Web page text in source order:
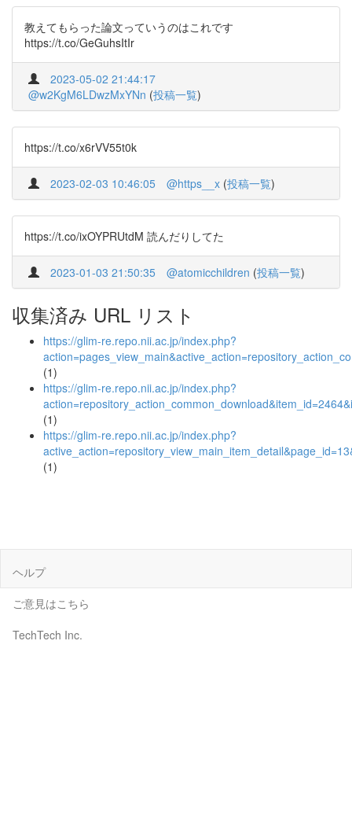
教えてもらった論文っていうのはこれです
https://t.co/GeGuhsItIr
2023-05-02 21:44:17
@w2KgM6LDwzMxYNn (投稿一覧)
https://t.co/x6rVV55t0k
2023-02-03 10:46:05 @https__x (投稿一覧)
https://t.co/ixOYPRUtdM 読んだりしてた
2023-01-03 21:50:35 @atomicchildren (投稿一覧)
収集済み URL リスト
https://glim-re.repo.nii.ac.jp/index.php?
(1)
https://glim-re.repo.nii.ac.jp/index.php?
(1)
https://glim-re.repo.nii.ac.jp/index.php?
(1)
ヘルプ
ご意見はこちら
TechTech Inc.